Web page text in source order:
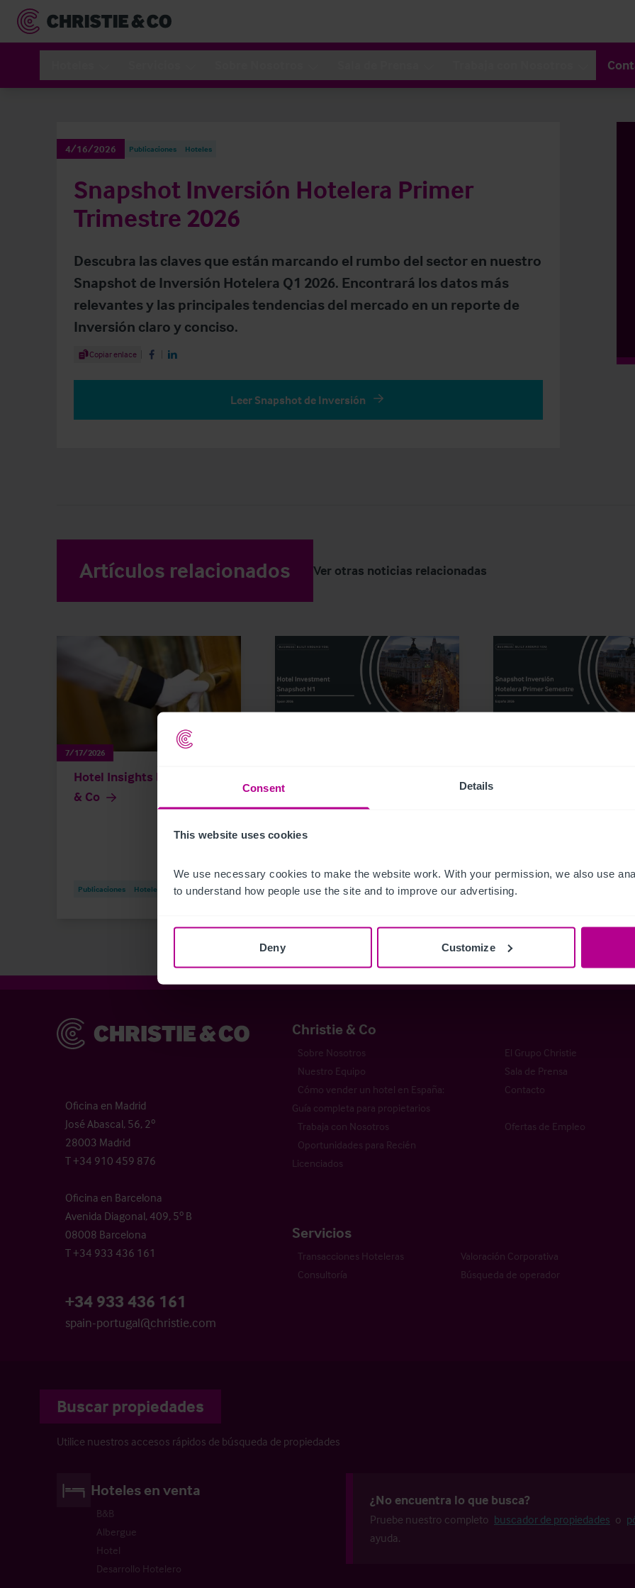
Consent Details
This website uses cookies
We use necessary cookies to make the website work. With your permission, we also use
to understand how people use the site and to improve our advertising.
Deny Customize
4/16/2026 Publicaciones Hoteles
Snapshot Inversión Hotelera Primer
Trimestre 2026
Descubra las claves que están marcando el rumbo del sector en nuestro
Snapshot de Inversión Hotelera Q1 2026. Encontrará los datos más
relevantes y las principales tendencias del mercado en un reporte de
Inversión claro y conciso.
Share Article
Copiar enlace Share on Facebook
Share on LinkedIn
Leer Snapshot de Inversión
Artículos relacionados Ver otras noticias relacionadas
7/17/2026
Hotel Insights by Christie
& Co
Publicaciones Hoteles Publicaciones Hoteles
Christie & Co
Oficina en Madrid
José Abascal, 56, 2º
28003 Madrid
T +34 910 459 876
Oficina en Barcelona
Avenida Diagonal, 409, 5º B
08008 Barcelona
T +34 933 436 161
+34 933 436 161
spain-portugal@christie.com
Christie & Co
Sobre Nosotros
El Grupo Christie
Nuestro Equipo
Sala de Prensa
Cómo vender un hotel en España:
Guía completa para propietarios
Contacto
Trabaja con Nosotros
Ofertas de Empleo
Oportunidades para Recién
Licenciados
Servicios
Transacciones Hoteleras
Valoración Corporativa
Consultoría
Búsqueda de operador
Buscar propiedades
Utilice nuestros accesos rápidos de búsqueda de propiedades
Hoteles en venta
B&B
Albergue
Hotel
Desarrollo Hotelero
¿No encuentra lo que busca?
Pruebe nuestro completo buscador de propiedades o
ayuda.